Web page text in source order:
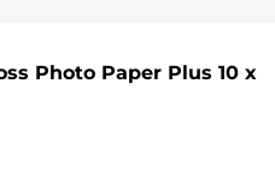
Photo Paper Plus 10 x